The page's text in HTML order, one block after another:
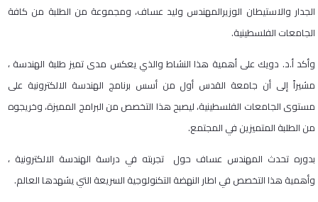
الجدار والاستيطان الوزيرالمهندس وليد عساف، ومجموعة من الطلبة من كافة
الجامعات الفلسطينية.
وأكد أ.د. دويك على أهمية هذا النشاط والذي يعكس مدى تميز طلبة الهندسة ،
مشيراً إلى أن جامعة القدس أول من أسس برنامج الهندسة الالكترونية على
مستوى الجامعات الفلسطينية، ليصبح هذا التخصص من البرامج المميزة، وخريجوه
من الطلبة المتميزين في المجتمع.
بدوره تحدث المهندس عساف حول تجربته في دراسة الهندسة الالكترونية ،
وأهمية هذا التخصص في اطار النهضة التكنولوجية السريعة التي يشهدها العالم.